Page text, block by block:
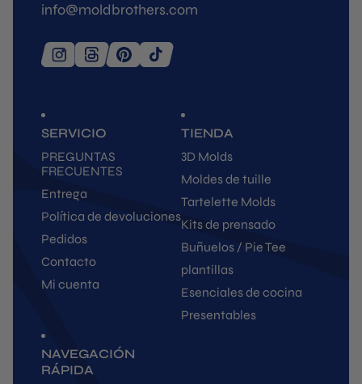
SERVICIO
PREGUNTAS
FRECUENTES
Entrega
Política de devoluciones
Pedidos
Contacto
Mi cuenta
TIENDA
3D Molds
Moldes de tuille
Tartelette Molds
Kits de prensado
Buñuelos / Pie Tee
plantillas
Esenciales de cocina
Presentables
NAVEGACIÓN
RÁPIDA
info@moldbrothers.com